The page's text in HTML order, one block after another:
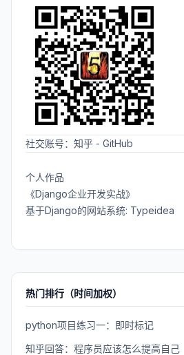
社交账号： 知乎 - GitHub
个人作品
《Django企业开发实战》
基于Django的网站系统: Typeidea
热门排行（时间加权）
python项目练习一：即时标记
知乎回答：程序员应该怎么提高自己